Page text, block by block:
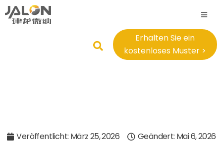
Erhalten Sie ein
kostenloses Muster >
Veröffentlicht: März 25, 2026 Geändert: Mai 6, 2026